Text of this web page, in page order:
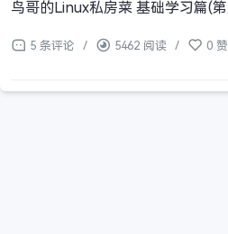
鸟哥的Linux私房菜 基础学习篇(
5 条评论 / 5462 阅读 / 0 赞